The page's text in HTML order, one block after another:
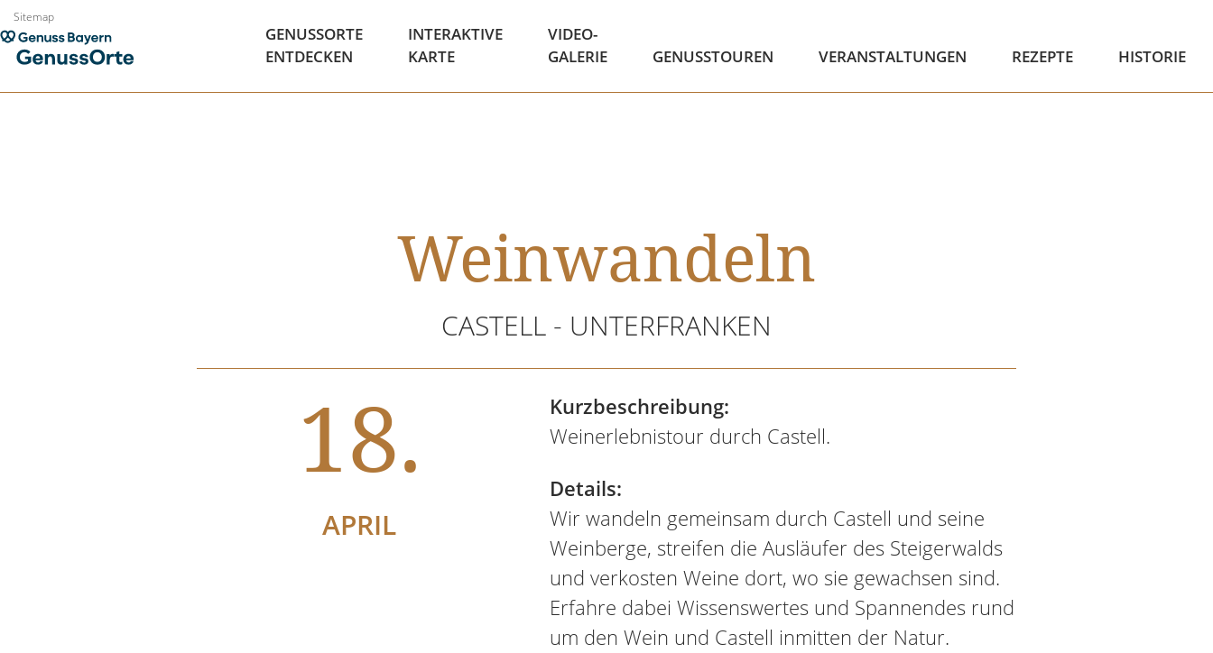
Zum
Inhalt
springen
Sitemap
GENUSSORTE
ENTDECKEN
INTERAKTIVE
KARTE
VIDEO-
GALERIE
GENUSSTOUREN VERANSTALTUNGEN REZEPTE HISTORIE
Weinwandeln
CASTELL - UNTERFRANKEN
18.
APRIL
Kurzbeschreibung:
Weinerlebnistour durch Castell.
Details:
Wir wandeln gemeinsam durch Castell und seine
Weinberge, streifen die Ausläufer des Steigerwalds
und verkosten Weine dort, wo sie gewachsen sind.
Erfahre dabei Wissenswertes und Spannendes rund
um den Wein und Castell inmitten der Natur.